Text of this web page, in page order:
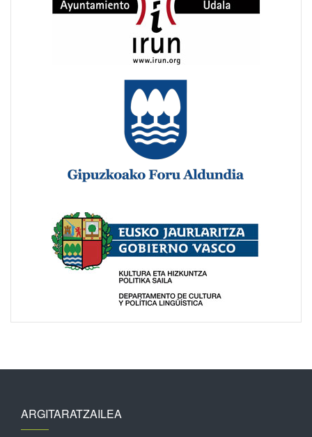
ARGITARATZAILEA